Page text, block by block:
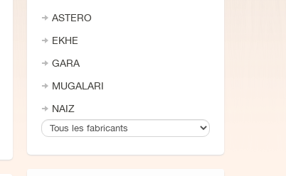
ASTERO
EKHE
GARA
MUGALARI
NAIZ